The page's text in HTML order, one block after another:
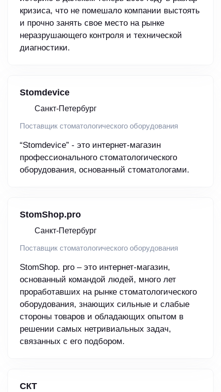
кризиса, что не помешало компании выстоять
и прочно занять свое место на рынке
неразрушающего контроля и технической
диагностики.
Stomdevice
Санкт-Петербург
Поставщик стоматологического оборудования
“Stomdevice” - это интернет-магазин
профессионального стоматологического
оборудования, основанный стоматологами.
StomShop.pro
Санкт-Петербург
Поставщик стоматологического оборудования
StomShop. pro – это интернет-магазин,
основанный командой людей, много лет
проработавших на рынке стоматологического
оборудования, знающих сильные и слабые
стороны товаров и обладающих опытом в
решении самых нетривиальных задач,
связанных с его подбором.
СКТ